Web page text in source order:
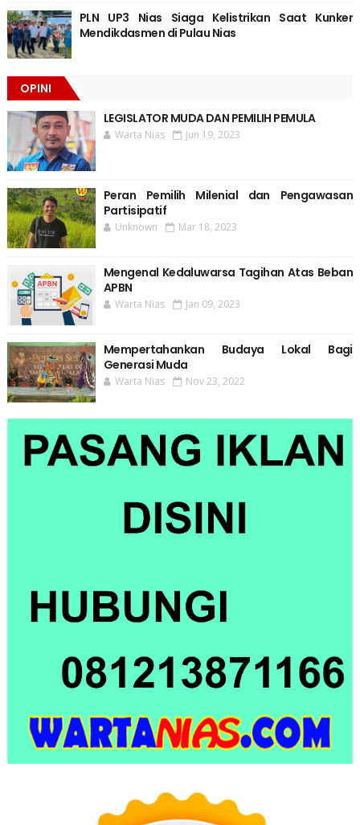
PLN UP3 Nias Siaga Kelistrikan Saat Kunker
Mendikdasmen di Pulau Nias
OPINI
LEGISLATOR MUDA DAN PEMILIH PEMULA
Warta Nias Jun 19, 2023
Peran Pemilih Milenial dan Pengawasan
Partisipatif
Unknown Mar 18, 2023
Mengenal Kedaluwarsa Tagihan Atas Beban
APBN
Warta Nias Jan 09, 2023
Mempertahankan Budaya Lokal Bagi
Generasi Muda
Warta Nias Nov 23, 2022